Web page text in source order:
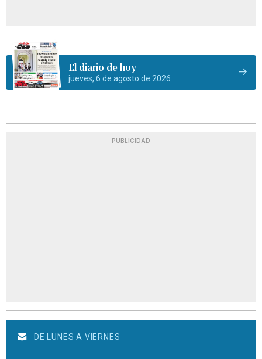
El diario de hoy
jueves, 6 de agosto de 2026
PUBLICIDAD
DE LUNES A VIERNES